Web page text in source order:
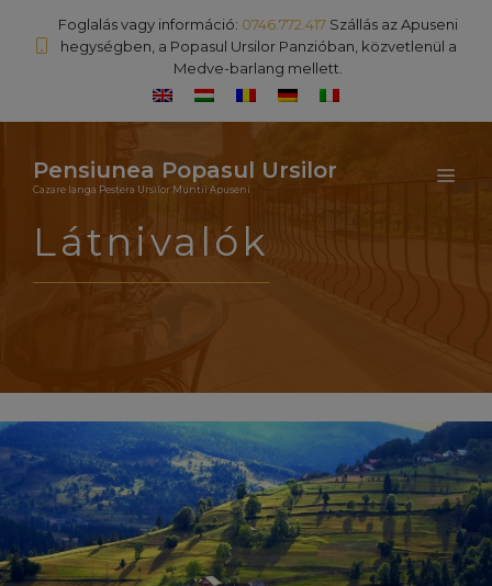
Foglalás vagy információ: 0746.772.417 Szállás az Apuseni
hegységben, a Popasul Ursilor Panzióban, közvetlenül a
Medve-barlang mellett.
Pensiunea Popasul Ursilor
Cazare langa Pestera Ursilor Muntii Apuseni
Látnivalók